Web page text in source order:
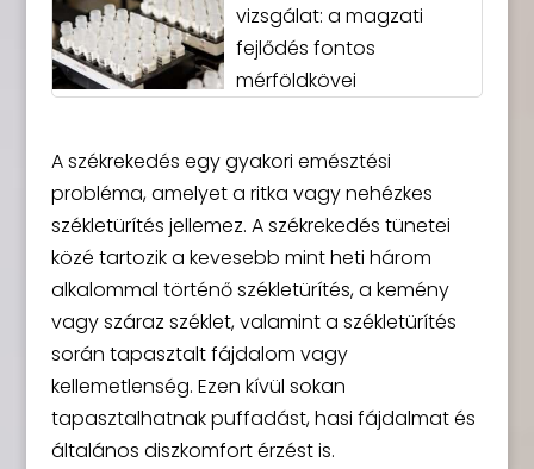
vizsgálat: a magzati
fejlődés fontos
mérföldkövei
A székrekedés egy gyakori emésztési
probléma, amelyet a ritka vagy nehézkes
székletürítés jellemez. A székrekedés tünetei
közé tartozik a kevesebb mint heti három
alkalommal történő székletürítés, a kemény
vagy száraz széklet, valamint a székletürítés
során tapasztalt fájdalom vagy
kellemetlenség. Ezen kívül sokan
tapasztalhatnak puffadást, hasi fájdalmat és
általános diszkomfort érzést is.